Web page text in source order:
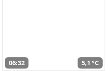
06:32 5,1 °C